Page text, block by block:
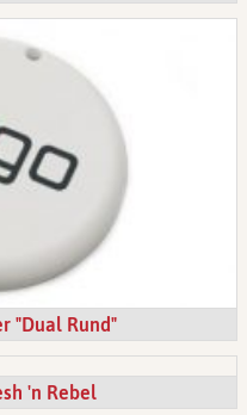
"Dual Rund"
'n Rebel